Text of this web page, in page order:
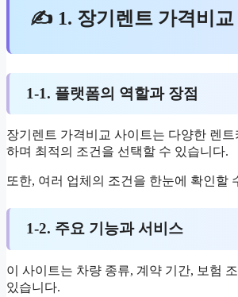
✍ 1. 장기렌트 가격비교
1-1. 플랫폼의 역할과 장점
장기렌트 가격비교 사이트는 다양한 렌
하며 최적의 조건을 선택할 수 있습니다.
또한, 여러 업체의 조건을 한눈에 확인할
1-2. 주요 기능과 서비스
이 사이트는 차량 종류, 계약 기간, 보험
있습니다.